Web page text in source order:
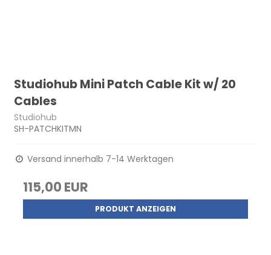
Studiohub Mini Patch Cable Kit w/ 20
Cables
Studiohub
SH-PATCHKITMN
Versand innerhalb 7-14 Werktagen
115,00 EUR
PRODUKT ANZEIGEN